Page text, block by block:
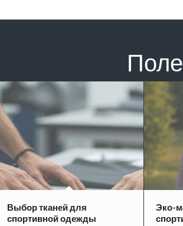
Выбор тканей для
спортивной одежды
Эко-